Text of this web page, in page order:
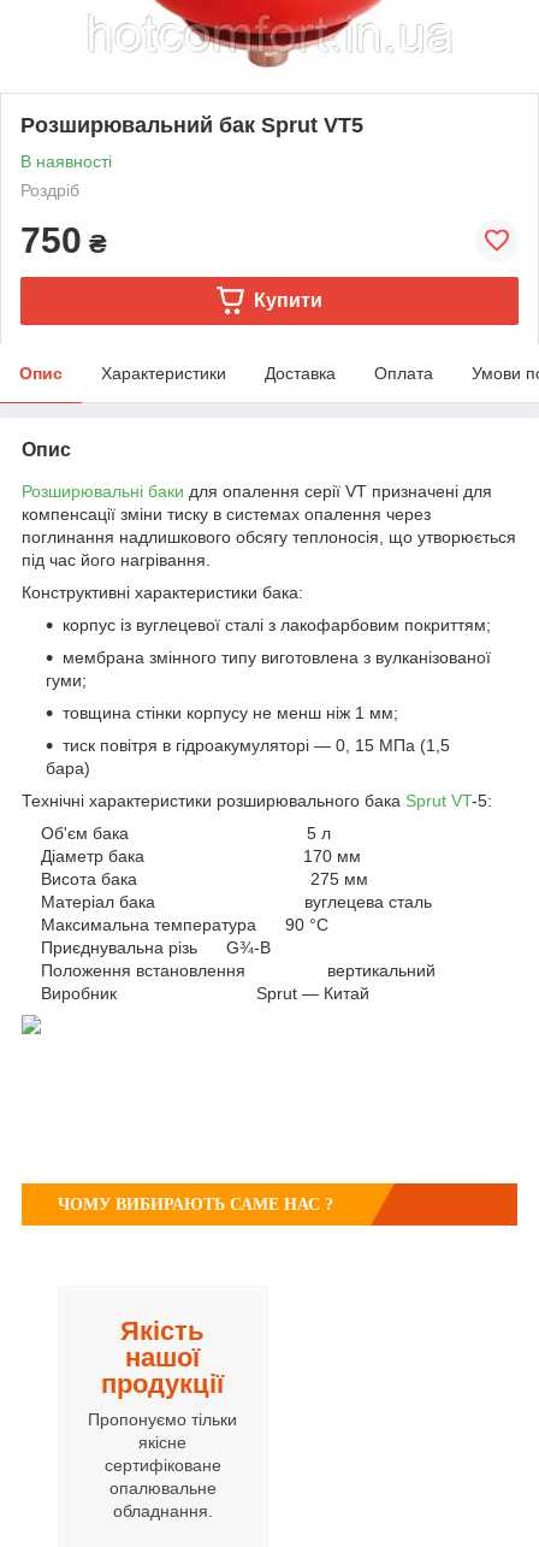
Розширювальний бак Sprut VT5
В наявності
Роздріб
750 ₴
Купити
Опис Характеристики Доставка Оплата Умови
Опис
Розширювальні баки для опалення серії VT призначені для
компенсації зміни тиску в системах опалення через
поглинання надлишкового обсягу теплоносія, що утворюється
під час його нагрівання.
Конструктивні характеристики бака:
корпус із вуглецевої сталі з лакофарбовим покриттям;
мембрана змінного типу виготовлена з вулканізованої
гуми;
товщина стінки корпусу не менш ніж 1 мм;
тиск повітря в гідроакумуляторі — 0, 15 МПа (1,5
бара)
Технічні характеристики розширювального бака Sprut VT-5:
Об'єм бака 5 л
Діаметр бака 170 мм
Висота бака 275 мм
Матеріал бака вуглецева сталь
Максимальна температура 90 °С
Приєднувальна різь G¾-B
Положення встановлення вертикальний
Виробник Sprut — Китай
ЧОМУ ВИБИРАЮТЬ САМЕ НАС ?
Якість
нашої
продукції
Пропонуємо тільки
якісне
сертифіковане
опалювальне
обладнання.